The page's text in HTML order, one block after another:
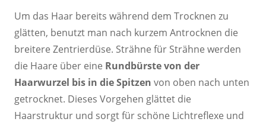
Um das Haar bereits während dem Trocknen zu
glätten, benutzt man nach kurzem Antrocknen die
breitere Zentrierdüse. Strähne für Strähne werden
die Haare über eine Rundbürste von der
Haarwurzel bis in die Spitzen von oben nach unten
getrocknet. Dieses Vorgehen glättet die
Haarstruktur und sorgt für schöne Lichtreflexe und